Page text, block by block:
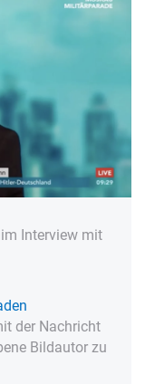
Interview mit
der Nachricht
Bildautor zu